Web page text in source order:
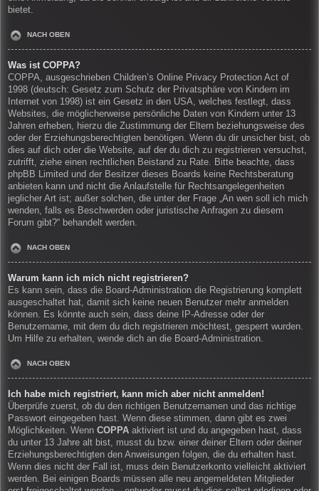
bietet.
NACH OBEN
Was ist COPPA?
COPPA, ausgeschrieben Children’s Online Privacy Protection Act of
1998 (deutsch: Gesetz zum Schutz der Privatsphäre von Kindern im
Internet von 1998) ist ein Gesetz in den USA, welches festlegt, dass
Websites, die möglicherweise persönliche Daten von Kindern unter 13
Jahren erheben, hierzu die Zustimmung der Eltern beziehungsweise des
oder der Erziehungsberechtigten benötigen. Wenn du dir unsicher bist, ob
dies auf dich oder die Website, auf der du dich zu registrieren versuchst,
zutrifft, ziehe einen rechtlichen Beistand zu Rate. Bitte beachte, dass
phpBB Limited und der Besitzer dieses Boards keine Rechtsberatung
anbieten kann und nicht die Anlaufstelle für Rechtsangelegenheiten
jeglicher Art ist; außer solchen, die unter der Frage „An wen soll ich mich
wenden, falls es Beschwerden oder juristische Anfragen zu diesem
Forum gibt?“ behandelt werden.
NACH OBEN
Warum kann ich mich nicht registrieren?
Es kann sein, dass die Board-Administration die Registrierung komplett
ausgeschaltet hat, damit sich keine neuen Benutzer mehr anmelden
können. Es könnte auch sein, dass deine IP-Adresse oder der
Benutzername, mit dem du dich registrieren möchtest, gesperrt wurden.
Um Hilfe zu erhalten, wende dich an die Board-Administration.
NACH OBEN
Ich habe mich registriert, kann mich aber nicht anmelden!
Überprüfe zuerst, ob du den richtigen Benutzernamen und das richtige
Passwort eingegeben hast. Wenn diese stimmen, dann gibt es zwei
Möglichkeiten. Wenn COPPA aktiviert ist und du angegeben hast, dass
du unter 13 Jahre alt bist, musst du bzw. einer deiner Eltern oder deiner
Erziehungsberechtigten den Anweisungen folgen, die du erhalten hast.
Wenn dies nicht der Fall ist, muss dein Benutzerkonto vielleicht aktiviert
werden. Bei einigen Boards müssen alle neu angemeldeten Mitglieder